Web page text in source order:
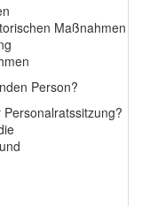
Maßnahmen
Person?